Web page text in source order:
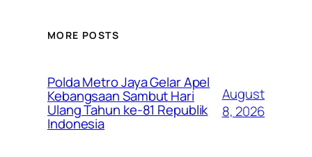
MORE POSTS
Polda Metro Jaya Gelar Apel
Kebangsaan Sambut Hari
Ulang Tahun ke-81 Republik
Indonesia
August
8, 2026